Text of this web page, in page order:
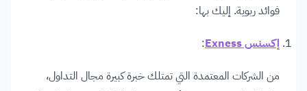
فوائد ربوية. إليك بها:
إكسنس Exness
:
من الشركات المعتمدة التي تمتلك خبرة كبيرة مجال التداول،